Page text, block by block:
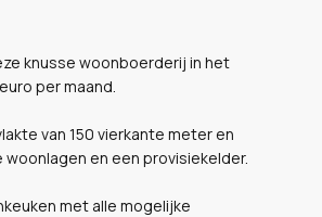
knusse woonboerderij in het
per maand.
van 150 vierkante meter en
en een provisiekelder.
met alle mogelijke